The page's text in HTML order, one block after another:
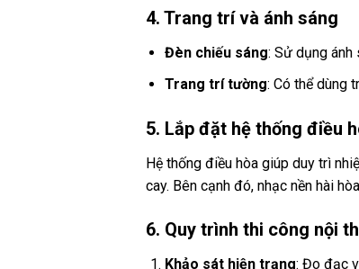
4. Trang trí và ánh sáng
Đèn chiếu sáng: Sử dụng ánh
Trang trí tường: Có thể dùng
5. Lắp đặt hệ thống điều
Hệ thống điều hòa giúp duy trì
cay. Bên cạnh đó, nhạc nền hài
6. Quy trình thi công nội
Khảo sát hiện trạng: Đo đạc